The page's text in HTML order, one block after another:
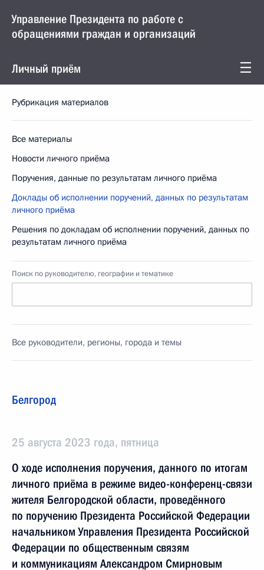
Управление Президента по работе с
обращениями граждан и организаций
Личный приём
Рубрикация материалов
Все материалы
Новости личного приёма
Поручения, данные по результатам личного приёма
Доклады об исполнении поручений, данных по результатам
личного приёма
Решения по докладам об исполнении поручений, данных по
результатам личного приёма
Поиск по руководителю, географии и тематике
Все руководители, регионы, города и темы
Белгород
25 августа 2023 года, пятница
О ходе исполнения поручения, данного по итогам
личного приёма в режиме видео-конференц-связи
жителя Белгородской области, проведённого
по поручению Президента Российской Федерации
начальником Управления Президента Российской
Федерации по общественным связям
и коммуникациям Александром Смирновым